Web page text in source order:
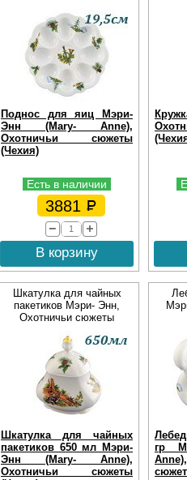
Поднос для яиц Мэри-
Энн (Mary- Anne),
Охотничьи сюжеты
(Чехия)
Есть в наличии
3881
В корзину
Шкатулка для чайных
пакетиков Мэри- Энн,
Охотничьи сюжеты
Шкатулка для чайных
пакетиков 650 мл Мэри-
Энн (Mary- Anne),
Охотничьи сюжеты
гр